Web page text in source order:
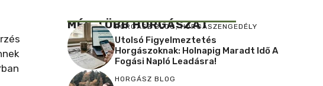
MÉG TÖBB HORGÁSZAT
HORGÁSZ BLOG,HORGÁSZENGEDÉLY
Utolsó Figyelmeztetés
Horgászoknak: Holnapig Maradt Idő A
Fogási Napló Leadásra!
HORGÁSZ BLOG